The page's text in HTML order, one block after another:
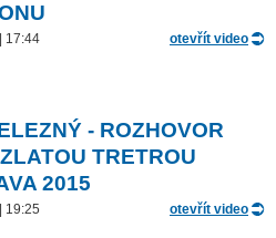
17:44 otevřít video
- ROZHOVOR
TRETROU
2015
19:25 otevřít video